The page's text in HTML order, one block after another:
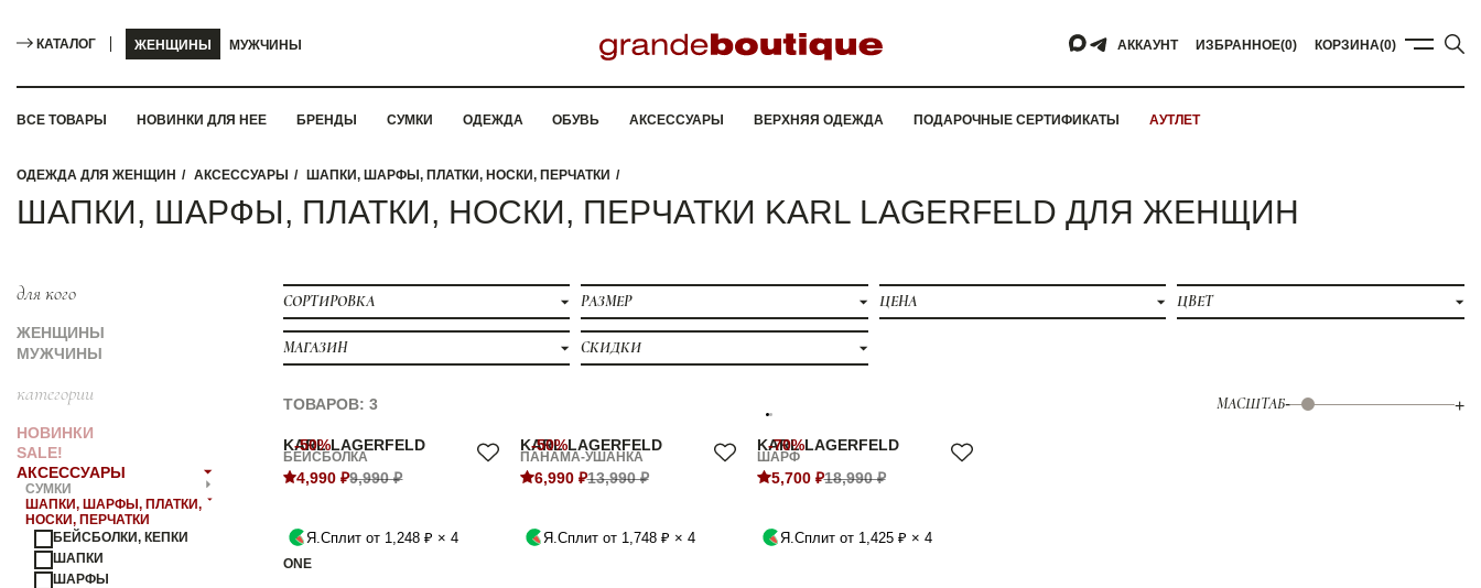
КАТАЛОГ ЖЕНЩИНЫ МУЖЧИНЫ АККАУНТ ИЗБРАННОЕ(0) КОРЗИНА(0)
ВСЕ ТОВАРЫ НОВИНКИ ДЛЯ НЕЕ БРЕНДЫ СУМКИ ОДЕЖДА ОБУВЬ АКСЕССУАРЫ ВЕРХНЯЯ ОДЕЖДА ПОДАРОЧНЫЕ СЕРТИФИКАТЫ АУТЛЕТ
ОДЕЖДА ДЛЯ ЖЕНЩИН АКСЕССУАРЫ ШАПКИ, ШАРФЫ, ПЛАТКИ, НОСКИ, ПЕРЧАТКИ
ШАПКИ, ШАРФЫ, ПЛАТКИ, НОСКИ, ПЕРЧАТКИ KARL LAGERFELD ДЛЯ ЖЕНЩИН
для кого
ЖЕНЩИНЫ
МУЖЧИНЫ
категории
НОВИНКИ
SALE!
АКСЕССУАРЫ
СУМКИ
ШАПКИ, ШАРФЫ, ПЛАТКИ,
НОСКИ, ПЕРЧАТКИ
БЕЙСБОЛКИ, КЕПКИ
ШАПКИ
ШАРФЫ
СОРТИРОВКА РАЗМЕР ЦЕНА ЦВЕТ
МАГАЗИН СКИДКИ
ТОВАРОВ: 3 МАСШТАБ- +
-50%
KARL LAGERFELD
БЕЙСБОЛКА
4,990 ₽9,990 ₽
Я.Сплит от 1,248 ₽ × 4
ONE
-50%
KARL LAGERFELD
ПАНАМА-УШАНКА
6,990 ₽13,990 ₽
Я.Сплит от 1,748 ₽ × 4
-70%
KARL LAGERFELD
ШАРФ
5,700 ₽18,990 ₽
Я.Сплит от 1,425 ₽ × 4